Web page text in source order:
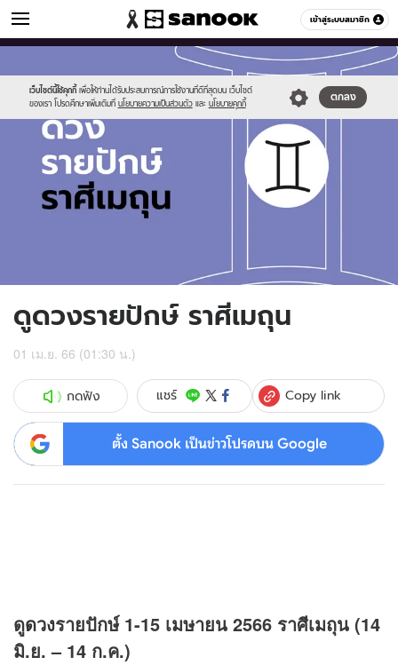
เข้าสู่ระบบสมาชิก
ดูดวง หมวดอื่นๆ
เว็บไซต์นี้ใช้คุกกี้ เพื่อให้ท่านได้รับประสบการณ์การใช้งานที่ดีที่สุดบน เว็บไซต์
ของเรา โปรดศึกษาเพิ่มเติมที่ นโยบายความเป็นส่วนตัว และ นโยบายคุกกี้
ตกลง
//s.isanook.com/sr/0/images/logo-
new-
sanook.png
//s.isanook.com/ho/0/ud/fxd/fortnightly/fortnightly-
gemini.jpg
ดูดวงรายปักษ์ ราศีเมถุน
01 เม.ย. 66 (01:30 น.)
กดฟัง แชร์ Copy link
ตั้ง Sanook เป็นข่าวโปรดบน Google
ดูดวงรายปักษ์ 1-15 เมษายน 2566 ราศีเมถุน (14
มิ.ย. – 14 ก.ค.)